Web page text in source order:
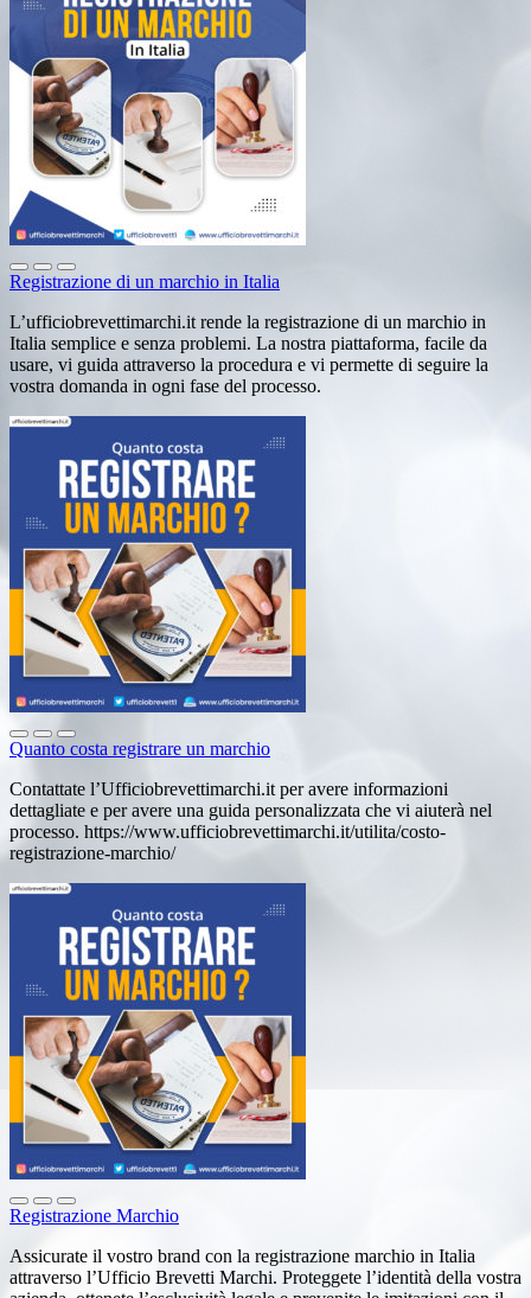
Registrazione di un marchio in Italia
L’ufficiobrevettimarchi.it rende la registrazione di un marchio in
Italia semplice e senza problemi. La nostra piattaforma, facile da
usare, vi guida attraverso la procedura e vi permette di seguire la
vostra domanda in ogni fase del processo.
Quanto costa registrare un marchio
Contattate l’Ufficiobrevettimarchi.it per avere informazioni
dettagliate e per avere una guida personalizzata che vi aiuterà nel
processo. https://www.ufficiobrevettimarchi.it/utilita/costo-
registrazione-marchio/
Registrazione Marchio
Assicurate il vostro brand con la registrazione marchio in Italia
attraverso l’Ufficio Brevetti Marchi. Proteggete l’identità della vostra